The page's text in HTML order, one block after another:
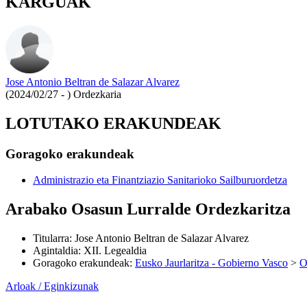
Jose Antonio Beltran de Salazar Alvarez
(2024/02/27 - ) Ordezkaria
LOTUTAKO ERAKUNDEAK
Goragoko erakundeak
Administrazio eta Finantziazio Sanitarioko Sailburuordetza
Arabako Osasun Lurralde Ordezkaritza
Titularra: Jose Antonio Beltran de Salazar Alvarez
Agintaldia: XII. Legealdia
Goragoko erakundeak: Eusko Jaurlaritza - Gobierno Vasco >
Arloak / Eginkizunak